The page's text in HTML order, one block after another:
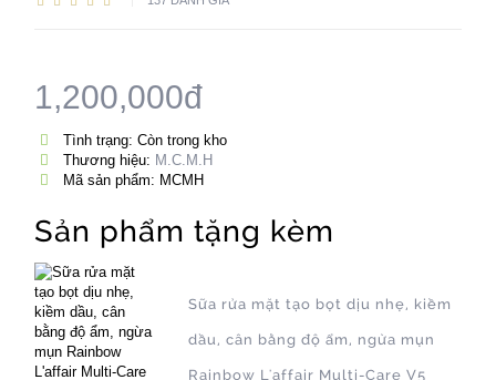
1,200,000đ
Tình trạng: Còn trong kho
Thương hiệu: M.C.M.H
Mã sản phẩm: MCMH
Sản phẩm tặng kèm
Sữa rửa mặt tạo bọt dịu nhẹ, kiềm
dầu, cân bằng độ ẩm, ngừa mụn
Rainbow L'affair Multi-Care V5